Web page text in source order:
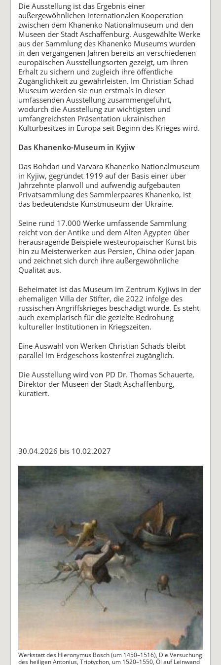
Die Ausstellung ist das Ergebnis einer
außergewöhnlichen internationalen Kooperation
zwischen dem Khanenko Nationalmuseum und den
Museen der Stadt Aschaffenburg. Ausgewählte Werke
aus der Sammlung des Khanenko Museums wurden
in den vergangenen Jahren bereits an verschiedenen
europäischen Ausstellungsorten gezeigt, um ihren
Erhalt zu sichern und zugleich ihre öffentliche
Zugänglichkeit zu gewährleisten. Im Christian Schad
Museum werden sie nun erstmals in dieser
umfassenden Ausstellung zusammengeführt,
wodurch die Ausstellung zur wichtigsten und
umfangreichsten Präsentation ukrainischen
Kulturbesitzes in Europa seit Beginn des Krieges wird.
Das Khanenko-Museum in Kyjiw
Das Bohdan und Varvara Khanenko Nationalmuseum
in Kyjiw, gegründet 1919 auf der Basis einer über
Jahrzehnte planvoll und aufwendig aufgebauten
Privatsammlung des Sammlerpaares Khanenko, ist
das bedeutendste Kunstmuseum der Ukraine.
Seine rund 17.000 Werke umfassende Sammlung
reicht von der Antike und dem Alten Ägypten über
herausragende Beispiele westeuropäischer Kunst bis
hin zu Meisterwerken aus Persien, China oder Japan
und zeichnet sich durch ihre außergewöhnliche
Qualität aus.
Beheimatet ist das Museum im Zentrum Kyjiws in der
ehemaligen Villa der Stifter, die 2022 infolge des
russischen Angriffskrieges beschädigt wurde. Es steht
auch exemplarisch für die gezielte Bedrohung
kultureller Institutionen in Kriegszeiten.
Eine Auswahl von Werken Christian Schads bleibt
parallel im Erdgeschoss kostenfrei zugänglich.
Die Ausstellung wird von PD Dr. Thomas Schauerte,
Direktor der Museen der Stadt Aschaffenburg,
kuratiert.
30.04.2026 bis 10.02.2027
Werkstatt des Hieronymus Bosch (um 1450–1516), Die Versuchung
des heiligen Antonius, Triptychon, um 1520–1550, Öl auf Leinwand